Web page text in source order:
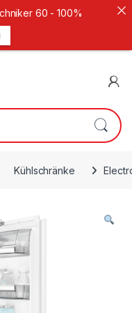
Kühlschränke
60 - 100%